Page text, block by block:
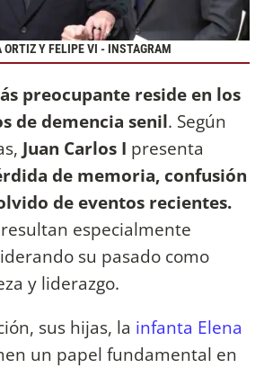
Y FELIPE VI - INSTAGRAM
preocupante reside en los
de demencia senil. Según
Juan Carlos I presenta
de memoria, confusión
de eventos recientes.
especialmente
su pasado como
y liderazgo.
sus hijas, la infanta Elena
un papel fundamental en